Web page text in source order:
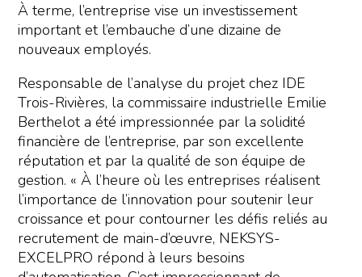
À terme, l’entreprise vise un investissement
important et l’embauche d’une dizaine de
nouveaux employés.
Responsable de l’analyse du projet chez IDE
Trois-Rivières, la commissaire industrielle Emilie
Berthelot a été impressionnée par la solidité
financière de l’entreprise, par son excellente
réputation et par la qualité de son équipe de
gestion. « À l’heure où les entreprises réalisent
l’importance de l’innovation pour soutenir leur
croissance et pour contourner les défis reliés au
recrutement de main-d’œuvre, NEKSYS-
EXCELPRO répond à leurs besoins